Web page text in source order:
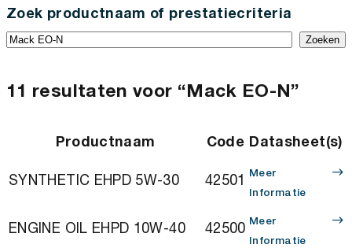
Zoek productnaam of prestatiecriteria
Zoeken
11 resultaten voor “Mack EO-N”
Productnaam Code Datasheet(s)
SYNTHETIC EHPD 5W-30 42501 Meer
Informatie
ENGINE OIL EHPD 10W-40 42500 Meer
Informatie